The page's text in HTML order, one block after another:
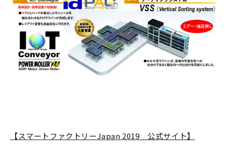
【スマートファクトリーJapan 2019 公式サイト】